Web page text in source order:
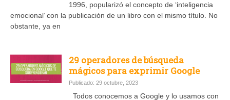
1996, popularizó el concepto de ‘inteligencia
emocional’ con la publicación de un libro con el mismo título. No
obstante, ya en
29 operadores de búsqueda
mágicos para exprimir Google
Publicado: 29 octubre, 2023
Todos conocemos a Google y lo usamos con